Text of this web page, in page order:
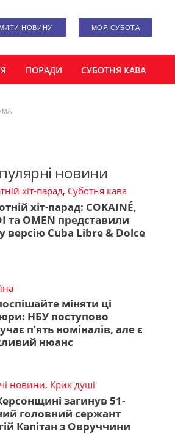
НОВИНУ МОЯ СУБОТА
ПОРАДИ СУБОТНЯ КАВА
новини
хіт-парад, Суботня кава
хіт-парад: COKAINÉ,
та OMEN представили
версію Cuba Libre & Dolce
міняти ці
НБУ поступово
п’ять номіналів, але є
нюанс
новини, Крик душі
загинув 51-
головний сержант
Капітан з Овруччини